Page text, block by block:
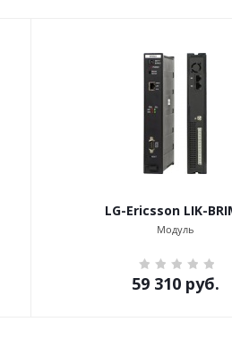
LG-Ericsson LIK-
Модуль
59 310руб.